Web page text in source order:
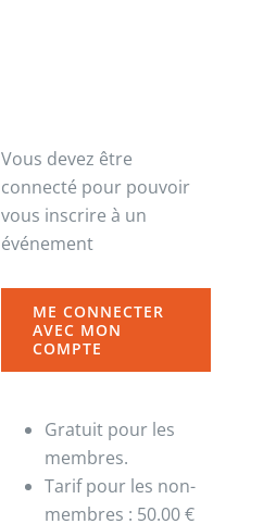
Vous devez être
connecté pour pouvoir
vous inscrire à un
événement
ME CONNECTER
AVEC MON
COMPTE
Gratuit pour les
membres.
Tarif pour les non-
membres : 50.00 €